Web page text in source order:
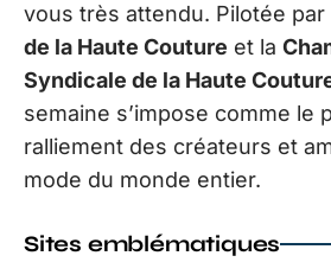
vous très attendu. Pilotée par
de la Haute Couture et la
Syndicale de la Haute
semaine s’impose comme le
ralliement des créateurs et
mode du monde entier.
Sites emblématiques